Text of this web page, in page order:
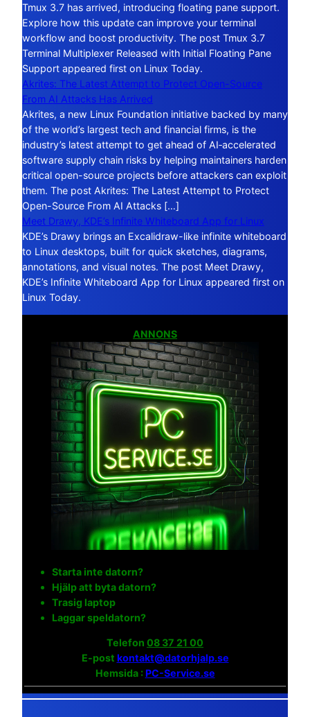
Tmux 3.7 has arrived, introducing floating pane support.
Explore how this update can improve your terminal
workflow and boost productivity. The post Tmux 3.7
Terminal Multiplexer Released with Initial Floating Pane
Support appeared first on Linux Today.
Akrites: The Latest Attempt to Protect Open-Source
From AI Attacks Has Arrived
Akrites, a new Linux Foundation initiative backed by many
of the world’s largest tech and financial firms, is the
industry’s latest attempt to get ahead of AI‑accelerated
software supply chain risks by helping maintainers harden
critical open-source projects before attackers can exploit
them. The post Akrites: The Latest Attempt to Protect
Open-Source From AI Attacks […]
Meet Drawy, KDE’s Infinite Whiteboard App for Linux
KDE’s Drawy brings an Excalidraw-like infinite whiteboard
to Linux desktops, built for quick sketches, diagrams,
annotations, and visual notes. The post Meet Drawy,
KDE’s Infinite Whiteboard App for Linux appeared first on
Linux Today.
ANNONS
Starta inte datorn?
Hjälp att byta datorn?
Trasig laptop
Laggar speldatorn?
Telefon 08 37 21 00
E-post kontakt@datorhjalp.se
Hemsida :PC-Service.se